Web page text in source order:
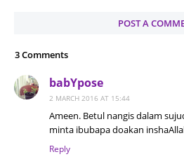
POST A
3 Comments
babYpose
2 MARCH 2016 AT 15:44
Ameen. Betul nangis dalam
minta ibubapa doakan
Reply